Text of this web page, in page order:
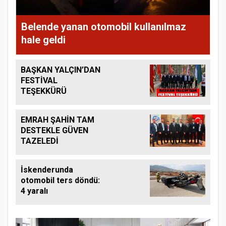
Belende yanan otomobil kullanılmaz
hale geldi
BAŞKAN YALÇIN’DAN
FESTİVAL
TEŞEKKÜRÜ
EMRAH ŞAHİN TAM
DESTEKLE GÜVEN
TAZELEDİ
İskenderunda
otomobil ters döndü:
4 yaralı